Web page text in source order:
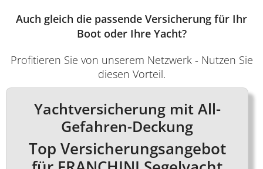
Auch gleich die passende Versicherung für Ihr
Boot oder Ihre Yacht?
Profitieren Sie von unserem Netzwerk - Nutzen Sie
diesen Vorteil.
Yachtversicherung mit All-
Gefahren-Deckung
Top Versicherungsangebot